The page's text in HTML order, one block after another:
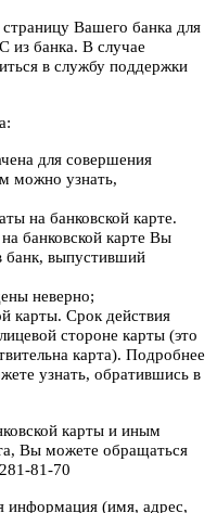
Вашего банка для
из банка. В случае
в службу поддержки
для совершения
можно узнать,
на банковской карте.
банковской карте Вы
банк, выпустивший
неверно;
карты. Срок действия
стороне карты (это
карта). Подробнее
узнать, обратившись в
карты и иным
Вы можете обращаться
81-70
информация (имя, адрес,